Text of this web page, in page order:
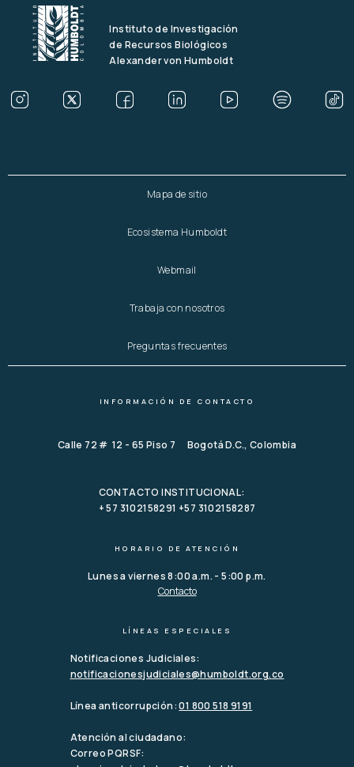
Instituto de Investigación
de Recursos Biológicos
Alexander von Humboldt
Mapa de sitio
Ecosistema Humboldt
Webmail
Trabaja con nosotros
Preguntas frecuentes
INFORMACIÓN DE CONTACTO
Calle 72 # 12 - 65 Piso 7 Bogotá D.C., Colombia
CONTACTO INSTITUCIONAL:
+ 57 3102158291 +57 3102158287
HORARIO DE ATENCIÓN
Lunes a viernes 8:00 a.m. - 5:00 p.m.
Contacto
LÍNEAS ESPECIALES
Notificaciones Judiciales:
notificacionesjudiciales@humboldt.org.co
Línea anticorrupción:01 800 518 9191
Atención al ciudadano:
Correo PQRSF: